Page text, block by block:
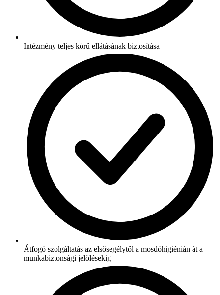
Intézmény teljes körű ellátásának biztosítása
Átfogó szolgáltatás az elsősegélytől a mosdóhigiénián át a
munkabiztonsági jelölésekig